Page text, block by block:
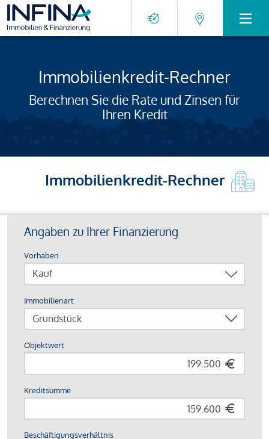
Immobilienkredit-Rechner
Berechnen Sie die Rate und Zinsen für
Ihren Kredit
Immobilienkredit-Rechner